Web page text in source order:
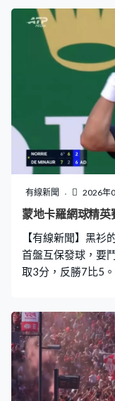
外援金慧成乘機再
三場，衛冕的道奇
今場都贏4比1，取
有線新聞 2026年
蒙地卡羅網球精
【有線新聞】黑衫
首盤互保發球，要
取3分，反勝7比5
比2，盤數2比1過